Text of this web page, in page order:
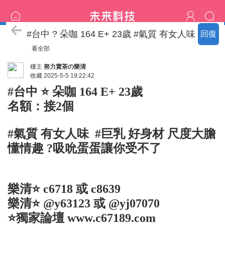
回復
♡樂清家短髮妹專區♡
#台中 ? 朵咖 164 E+ 23歲 #氣質 有女人味
看全部
樓主 努力賣茶の樂清
收藏 2025-5-5 19:22:42
#台中 ⭐ 朵咖 164 E+ 23歲
名額：接2個
#氣質 有女人味 #巨乳 好身材 尺度大膽
懂情趣 ?吸吮蛋蛋讓你受不了
樂清⭐ c6718 或 c8639
樂清⭐ @y63123 或 @yj07070
⭐獨家論壇 www.c67189.com